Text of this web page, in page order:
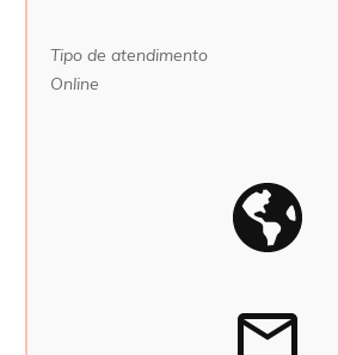
Tipo de atendimento
Online